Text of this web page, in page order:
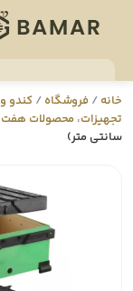
خانه/ فروشگاه/کندو
تجهيزات،محصولات هفت
سانتی متر)